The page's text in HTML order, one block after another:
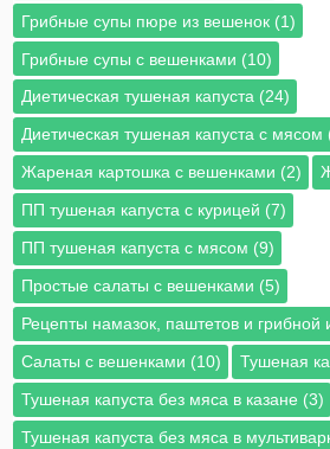
Грибные супы пюре из вешенок (1)
Грибные супы с вешенками (10)
Диетическая тушеная капуста (24)
Диетическая тушеная капуста с мясом
Жареная картошка с вешенками (2)
ПП тушеная капуста с курицей (7)
ПП тушеная капуста с мясом (9)
Простые салаты с вешенками (5)
Рецепты намазок, паштетов и грибной
Салаты с вешенками (10)
Тушеная
Тушеная капуста без мяса в казане (3)
Тушеная капуста без мяса в